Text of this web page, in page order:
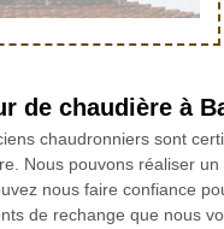
de chaudière à
chaudronniers sont
Nous pouvons réaliser
nous faire confiance
de rechange que nous